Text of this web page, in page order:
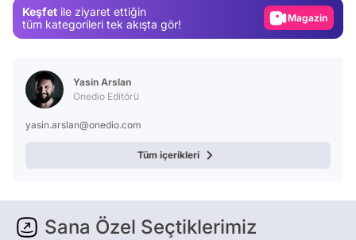
Keşfet ile ziyaret ettiğin
tüm kategorileri tek akışta gör!
Magazin
Yasin Arslan
Onedio Editörü
yasin.arslan@onedio.com
Tüm içerikleri
Sana Özel Seçtiklerimiz